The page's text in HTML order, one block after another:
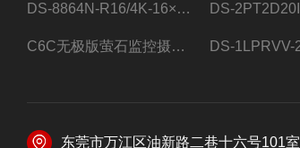
DS-8864N-R16/4K-16×4T/希捷16盘位录像机
C6C无极版萤石监控摄像头
东莞市万江区油新路二巷十六号101室